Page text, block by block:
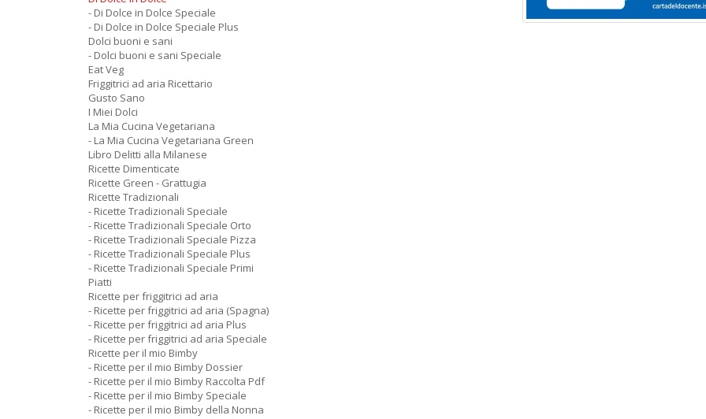
- Di Dolce in Dolce Speciale
- Di Dolce in Dolce Speciale Plus
Dolci buoni e sani
- Dolci buoni e sani Speciale
Eat Veg
Friggitrici ad aria Ricettario
Gusto Sano
I Miei Dolci
La Mia Cucina Vegetariana
- La Mia Cucina Vegetariana Green
Libro Delitti alla Milanese
Ricette Dimenticate
Ricette Green - Grattugia
Ricette Tradizionali
- Ricette Tradizionali Speciale
- Ricette Tradizionali Speciale Orto
- Ricette Tradizionali Speciale Pizza
- Ricette Tradizionali Speciale Plus
- Ricette Tradizionali Speciale Primi
Piatti
Ricette per friggitrici ad aria
- Ricette per friggitrici ad aria (Spagna)
- Ricette per friggitrici ad aria Plus
- Ricette per friggitrici ad aria Speciale
Ricette per il mio Bimby
- Ricette per il mio Bimby Dossier
- Ricette per il mio Bimby Raccolta Pdf
- Ricette per il mio Bimby Speciale
- Ricette per il mio Bimby della Nonna